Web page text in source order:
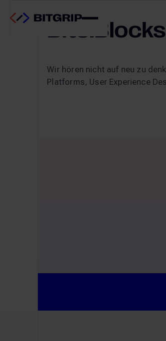
Wir hören nicht auf neu zu
Platforms, User Experience